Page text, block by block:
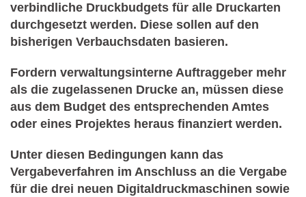
verbindliche Druckbudgets für alle Druckarten
durchgesetzt werden. Diese sollen auf den
bisherigen Verbauchsdaten basieren.
Fordern verwaltungsinterne Auftraggeber mehr
als die zugelassenen Drucke an, müssen diese
aus dem Budget des entsprechenden Amtes
oder eines Projektes heraus finanziert werden.
Unter diesen Bedingungen kann das
Vergabeverfahren im Anschluss an die Vergabe
für die drei neuen Digitaldruckmaschinen sowie